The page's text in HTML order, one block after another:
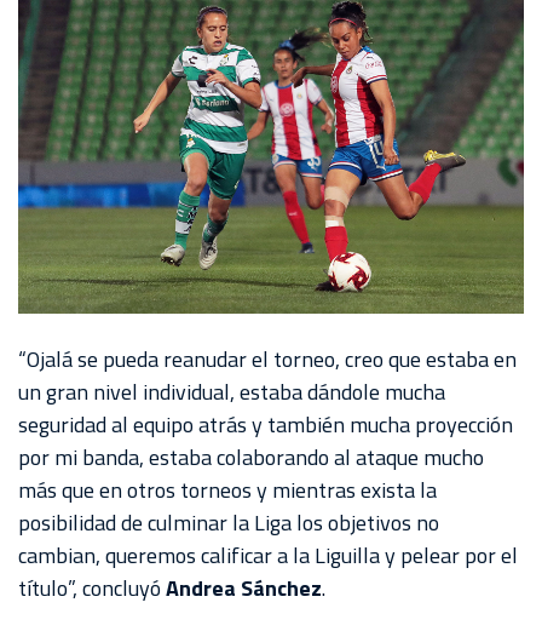
“Ojalá se pueda reanudar el torneo, creo que estaba en
un gran nivel individual, estaba dándole mucha
seguridad al equipo atrás y también mucha proyección
por mi banda, estaba colaborando al ataque mucho
más que en otros torneos y mientras exista la
posibilidad de culminar la Liga los objetivos no
cambian, queremos calificar a la Liguilla y pelear por el
título”, concluyóAndrea Sánchez.